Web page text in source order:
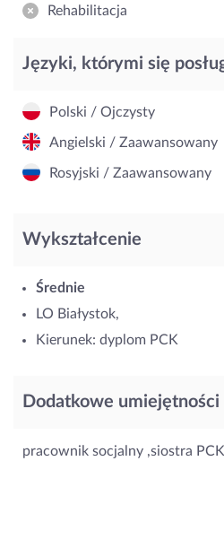
Rehabilitacja
Języki, którymi się
Polski / Ojczysty
Angielski / Zaawansowany
Rosyjski / Zaawansowany
Wykształcenie
Średnie
LO Białystok,
Kierunek: dyplom PCK
Dodatkowe umiejętności
pracownik socjalny ,siostra